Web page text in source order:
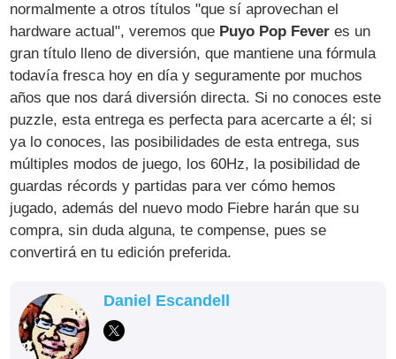
normalmente a otros títulos "que sí aprovechan el
hardware actual", veremos que Puyo Pop Fever es un
gran título lleno de diversión, que mantiene una fórmula
todavía fresca hoy en día y seguramente por muchos
años que nos dará diversión directa. Si no conoces este
puzzle, esta entrega es perfecta para acercarte a él; si
ya lo conoces, las posibilidades de esta entrega, sus
múltiples modos de juego, los 60Hz, la posibilidad de
guardas récords y partidas para ver cómo hemos
jugado, además del nuevo modo Fiebre harán que su
compra, sin duda alguna, te compense, pues se
convertirá en tu edición preferida.
Daniel Escandell